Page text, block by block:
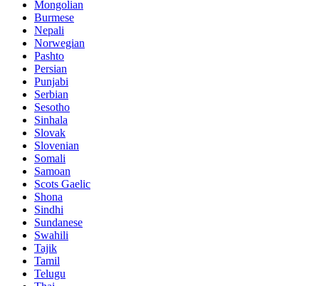
Mongolian
Burmese
Nepali
Norwegian
Pashto
Persian
Punjabi
Serbian
Sesotho
Sinhala
Slovak
Slovenian
Somali
Samoan
Scots Gaelic
Shona
Sindhi
Sundanese
Swahili
Tajik
Tamil
Telugu